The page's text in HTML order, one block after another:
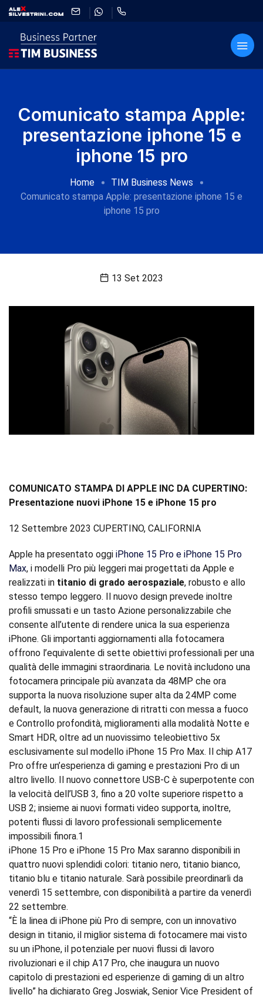
Comunicato stampa Apple:
presentazione iphone 15 e
iphone 15 pro
Home
TIM Business News
Comunicato stampa Apple: presentazione iphone 15 e
iphone 15 pro
13 Set 2023
COMUNICATO STAMPA DI APPLE INC DA CUPERTINO:
Presentazione nuovi iPhone 15 e iPhone 15 pro
12 Settembre 2023 CUPERTINO, CALIFORNIA
Apple ha presentato oggi iPhone 15 Pro e iPhone 15 Pro
Max, i modelli Pro più leggeri mai progettati da Apple e
realizzati in titanio di grado aerospaziale, robusto e allo
stesso tempo leggero. Il nuovo design prevede inoltre
profili smussati e un tasto Azione personalizzabile che
consente all’utente di rendere unica la sua esperienza
iPhone. Gli importanti aggiornamenti alla fotocamera
offrono l’equivalente di sette obiettivi professionali per una
qualità delle immagini straordinaria. Le novità includono una
fotocamera principale più avanzata da 48MP che ora
supporta la nuova risoluzione super alta da 24MP come
default, la nuova generazione di ritratti con messa a fuoco
e Controllo profondità, miglioramenti alla modalità Notte e
Smart HDR, oltre ad un nuovissimo teleobiettivo 5x
esclusivamente sul modello iPhone 15 Pro Max. Il chip A17
Pro offre un’esperienza di gaming e prestazioni Pro di un
altro livello. Il nuovo connettore USB‑C è superpotente con
la velocità dell’USB 3, fino a 20 volte superiore rispetto a
USB 2; insieme ai nuovi formati video supporta, inoltre,
potenti flussi di lavoro professionali semplicemente
impossibili finora.1
iPhone 15 Pro e iPhone 15 Pro Max saranno disponibili in
quattro nuovi splendidi colori: titanio nero, titanio bianco,
titanio blu e titanio naturale. Sarà possibile preordinarli da
venerdì 15 settembre, con disponibilità a partire da venerdì
22 settembre.
“È la linea di iPhone più Pro di sempre, con un innovativo
design in titanio, il miglior sistema di fotocamere mai visto
su un iPhone, il potenziale per nuovi flussi di lavoro
rivoluzionari e il chip A17 Pro, che inaugura un nuovo
capitolo di prestazioni ed esperienze di gaming di un altro
livello” ha dichiarato Greg Joswiak, Senior Vice President of